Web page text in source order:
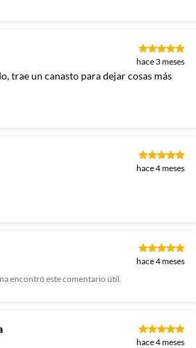
hace 3 meses
trae un canasto para dejar cosas más
hace 4 meses
hace 4 meses
encontró este comentario útil.
hace 4 meses